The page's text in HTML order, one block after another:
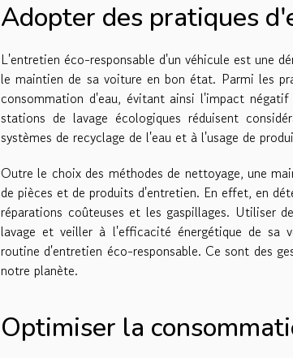
Adopter des pratiques
L'entretien éco-responsable d'un véhicule est une
le maintien de sa voiture en bon état. Parmi les
consommation d'eau, évitant ainsi l'impact
stations de lavage écologiques réduisent
systèmes de recyclage de l'eau et à l'usage de
Outre le choix des méthodes de nettoyage, une
de pièces et de produits d'entretien. En effet, en
réparations coûteuses et les gaspillages. Utiliser
lavage et veiller à l'efficacité énergétique de sa
routine d'entretien éco-responsable. Ce sont des
notre planète.
Optimiser la